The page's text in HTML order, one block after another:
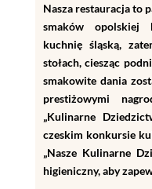
Nasza restauracja to
smaków opolskiej
kuchnię śląską,
stołach, ciesząc
smakowite dania
prestiżowymi
„Kulinarne
czeskim konkursie
„Nasze Kulinarne
higieniczny, aby